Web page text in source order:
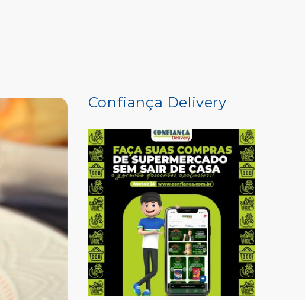
Confiança Delivery